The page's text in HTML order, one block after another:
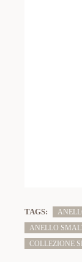
TAGS:
ANELLO
COLLEZIONE